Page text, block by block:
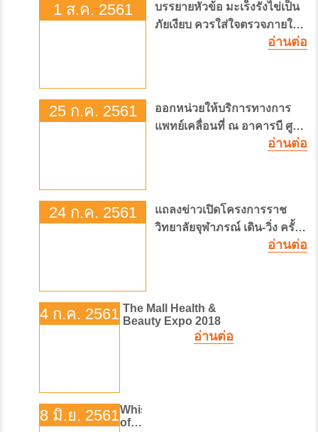
1 ส.ค. 2561
บรรยายหัวข้อ มะเร็งรังไข่เป็น
ภัยเงียบ ควรใส่ใจตรวจภายใน
อ่านต่อ
25 ก.ค. 2561
ออกหน่วยให้บริการทางการ
แพทย์เคลื่อนที่ ณ อาคารบี ศูนย์
อ่านต่อ
24 ก.ค. 2561
แถลงข่าวเปิดโครงการราช
วิทยาลัยจุฬาภรณ์ เดิน-วิ่ง ครั้ง
อ่านต่อ
4 ก.ค. 2561 The Mall Health &
Beauty Expo 2018
อ่านต่อ
8 มิ.ย. 2561Whishper
of